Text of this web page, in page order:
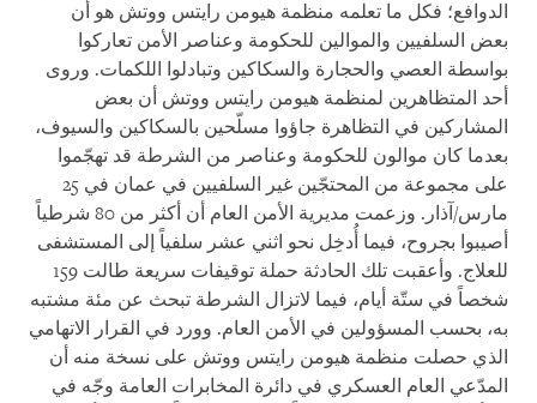
الدوافع؛ فكل ما تعلمه منظمة هيومن رايتس ووتش هو أن
بعض السلفيين والموالين للحكومة وعناصر الأمن تعاركوا
بواسطة العصي والحجارة والسكاكين وتبادلوا اللكمات. وروى
أحد المتظاهرين لمنظمة هيومن رايتس ووتش أن بعض
المشاركين في التظاهرة جاؤوا مسلّحين بالسكاكين والسيوف،
بعدما كان موالون للحكومة وعناصر من الشرطة قد تهجّموا
على مجموعة من المحتجّين غير السلفيين في عمان في 25
مارس/آذار. وزعمت مديرية الأمن العام أن أكثر من 80 شرطياً
أصيبوا بجروح، فيما أُدخِل نحو اثني عشر سلفياً إلى المستشفى
للعلاج. وأعقبت تلك الحادثة حملة توقيفات سريعة طالت 159
شخصاً في ستّة أيام، فيما لاتزال الشرطة تبحث عن مئة مشتبه
به، بحسب المسؤولين في الأمن العام. وورد في القرار الاتهامي
الذي حصلت منظمة هيومن رايتس ووتش على نسخة منه أن
المدّعي العام العسكري في دائرة المخابرات العامة وجّه في